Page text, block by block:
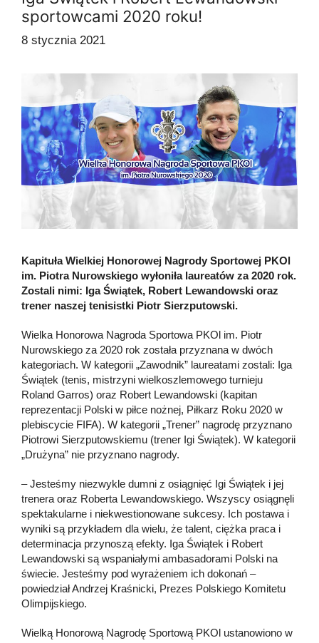
sportowcami 2020 roku!
8 stycznia 2021
Kapituła Wielkiej Honorowej Nagrody Sportowej PKOl
im. Piotra Nurowskiego wyłoniła laureatów za 2020 rok.
Zostali nimi: Iga Świątek, Robert Lewandowski oraz
trener naszej tenisistki Piotr Sierzputowski.
Wielka Honorowa Nagroda Sportowa PKOl im. Piotr
Nurowskiego za 2020 rok została przyznana w dwóch
kategoriach. W kategorii „Zawodnik” laureatami zostali: Iga
Świątek (tenis, mistrzyni wielkoszlemowego turnieju
Roland Garros) oraz Robert Lewandowski (kapitan
reprezentacji Polski w piłce nożnej, Piłkarz Roku 2020 w
plebiscycie FIFA). W kategorii „Trener” nagrodę przyznano
Piotrowi Sierzputowskiemu (trener Igi Świątek). W kategorii
„Drużyna” nie przyznano nagrody.
– Jesteśmy niezwykle dumni z osiągnięć Igi Świątek i jej
trenera oraz Roberta Lewandowskiego. Wszyscy osiągnęli
spektakularne i niekwestionowane sukcesy. Ich postawa i
wyniki są przykładem dla wielu, że talent, ciężka praca i
determinacja przynoszą efekty. Iga Świątek i Robert
Lewandowski są wspaniałymi ambasadorami Polski na
świecie. Jesteśmy pod wyrażeniem ich dokonań –
powiedział Andrzej Kraśnicki, Prezes Polskiego Komitetu
Olimpijskiego.
Wielką Honorową Nagrodę Sportową PKOl ustanowiono w